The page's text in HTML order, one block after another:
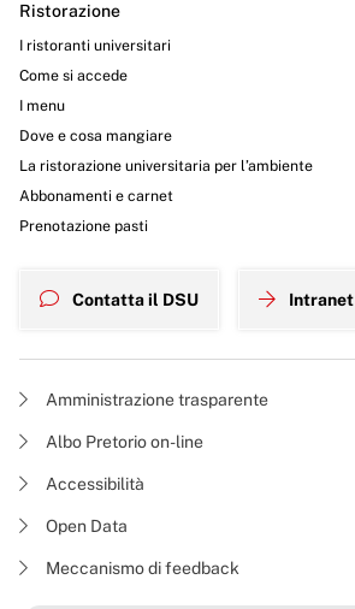
Ristorazione
I ristoranti universitari
Come si accede
I menu
Dove e cosa mangiare
La ristorazione universitaria per l’ambiente
Abbonamenti e carnet
Prenotazione pasti
Contatta il DSU Intranet
Amministrazione trasparente
Albo Pretorio on-line
Accessibilità
Open Data
Meccanismo di feedback